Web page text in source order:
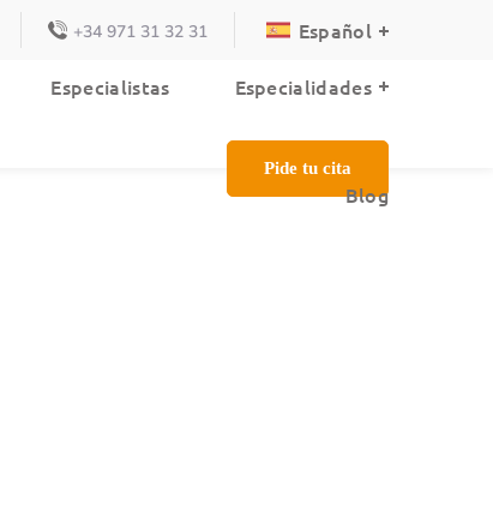
+34 971 31 32 31 Español
Especialistas Especialidades
Blog
Pide tu cita
Blog